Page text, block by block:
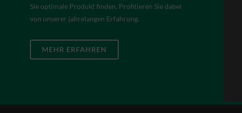
Sie optimale Produkt finden. Profitieren Sie dabei
von unserer jahrelangen Erfahrung.
MEHR ERFAHREN